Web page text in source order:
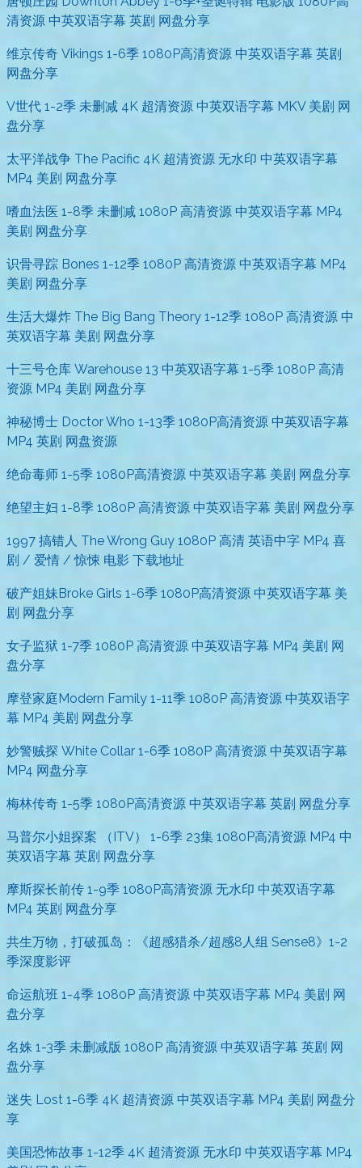
清资源 中英双语字幕 英剧 网盘分享
维京传奇 Vikings 1-6季 1080P高清资源 中英双语字幕 英剧
网盘分享
V世代 1-2季 未删减 4K 超清资源 中英双语字幕 MKV 美剧 网
盘分享
太平洋战争 The Pacific 4K 超清资源 无水印 中英双语字幕
MP4 美剧 网盘分享
嗜血法医 1-8季 未删减 1080P 高清资源 中英双语字幕 MP4
美剧 网盘分享
识骨寻踪 Bones 1-12季 1080P 高清资源 中英双语字幕 MP4
美剧 网盘分享
生活大爆炸 The Big Bang Theory 1-12季 1080P 高清资源 中
英双语字幕 美剧 网盘分享
十三号仓库 Warehouse 13 中英双语字幕 1-5季 1080P 高清
资源 MP4 美剧 网盘分享
神秘博士 Doctor Who 1-13季 1080P高清资源 中英双语字幕
MP4 英剧 网盘资源
绝命毒师 1-5季 1080P高清资源 中英双语字幕 美剧 网盘分享
绝望主妇 1-8季 1080P 高清资源 中英双语字幕 美剧 网盘分享
1997 搞错人 The Wrong Guy 1080P 高清 英语中字 MP4 喜
剧 / 爱情 / 惊悚 电影 下载地址
破产姐妹Broke Girls 1-6季 1080P高清资源 中英双语字幕 美
剧 网盘分享
女子监狱 1-7季 1080P 高清资源 中英双语字幕 MP4 美剧 网
盘分享
摩登家庭Modern Family 1-11季 1080P 高清资源 中英双语字
幕 MP4 美剧 网盘分享
妙警贼探 White Collar 1-6季 1080P 高清资源 中英双语字幕
MP4 网盘分享
梅林传奇 1-5季 1080P高清资源 中英双语字幕 英剧 网盘分享
马普尔小姐探案 （ITV） 1-6季 23集 1080P高清资源 MP4 中
英双语字幕 英剧 网盘分享
摩斯探长前传 1-9季 1080P高清资源 无水印 中英双语字幕
MP4 英剧 网盘分享
共生万物，打破孤岛：《超感猎杀/超感8人组 Sense8》1-2
季深度影评
命运航班 1-4季 1080P 高清资源 中英双语字幕 MP4 美剧 网
盘分享
名姝 1-3季 未删减版 1080P 高清资源 中英双语字幕 英剧 网
盘分享
迷失 Lost 1-6季 4K 超清资源 中英双语字幕 MP4 美剧 网盘分
享
美国恐怖故事 1-12季 4K 超清资源 无水印 中英双语字幕 MP4